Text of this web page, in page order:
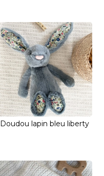
Doudou lapin bleu liberty